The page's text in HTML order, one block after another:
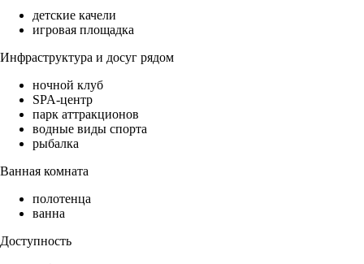
детские качели
игровая площадка
Инфраструктура и досуг рядом
ночной клуб
SPA-центр
парк аттракционов
водные виды спорта
рыбалка
Ванная комната
полотенца
ванна
Доступность